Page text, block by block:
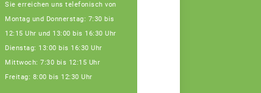
Sie erreichen uns telefonisch von
Montag und Donnerstag: 7:30 bis
12:15 Uhr und 13:00 bis 16:30 Uhr
Dienstag: 13:00 bis 16:30 Uhr
Mittwoch: 7:30 bis 12:15 Uhr
Freitag: 8:00 bis 12:30 Uhr